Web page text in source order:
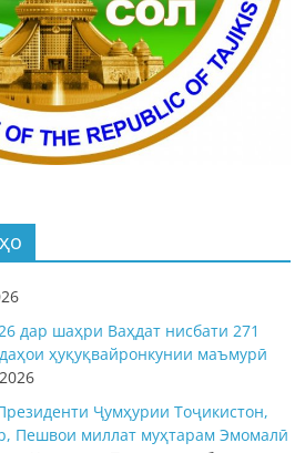
дар шаҳри Ваҳдат нисбати 271
ҳуқуқвайронкунии маъмурӣ
Ҷумҳурии Тоҷикистон,
Пешвои миллат муҳтарам Эмомалӣ